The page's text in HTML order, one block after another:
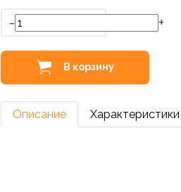
- +
В корзину
Описание Характеристики